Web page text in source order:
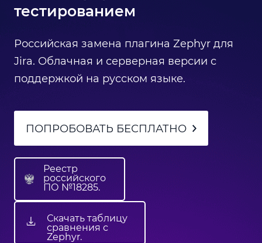
тестированием
Российская замена плагина Zephyr для
Jira. Облачная и серверная версии с
поддержкой на русском языке.
ПОПРОБОВАТЬ БЕСПЛАТНО
Реестр
российского
ПО №18285.
Скачать таблицу
сравнения с
Zephyr.